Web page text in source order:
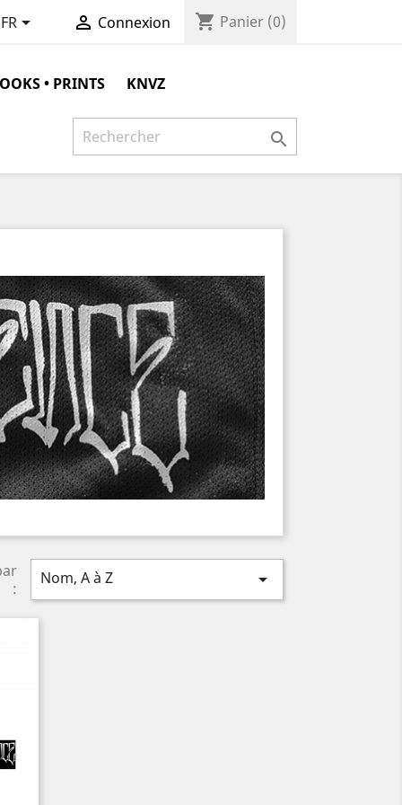
FR  Connexion shopping_cart Panier (0)
• PRINTS KNVZ

:
Nom, A à Z 